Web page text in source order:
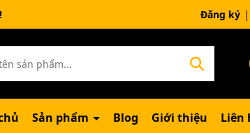
chờ đợi bạn Đăng ký
Sản phẩm Blog Giới thiệu Liên